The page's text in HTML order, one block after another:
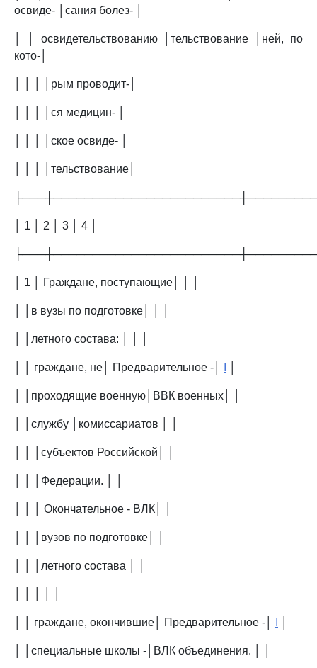
освиде- │сания болез- │
│ │ освидетельствованию │тельствование │ней, по
кото-│
│ │ │ │рым проводит-│
│ │ │ │ся медицин- │
│ │ │ │ское освиде- │
│ │ │ │тельствование│
│ 1 │ 2 │ 3 │ 4 │
│ 1 │ Граждане, поступающие│ │ │
│ │в вузы по подготовке│ │ │
│ │летного состава: │ │ │
│ │ граждане, не│ Предварительное -│
│ │проходящие военную│ВВК военных│ │
│ │службу │комиссариатов │ │
│ │ │субъектов Российской│ │
│ │ │Федерации. │ │
│ │ │ Окончательное - ВЛК│ │
│ │ │вузов по подготовке│ │
│ │ │летного состава │ │
│ │ граждане, окончившие│ Предварительное -│
│ │специальные школы -│ВЛК объединения. │ │